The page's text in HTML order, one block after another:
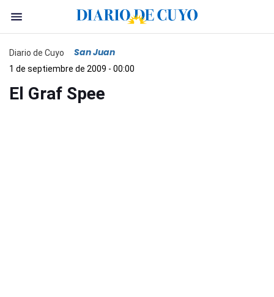
Diario de Cuyo San Juan
1 de septiembre de 2009 - 00:00
El Graf Spee